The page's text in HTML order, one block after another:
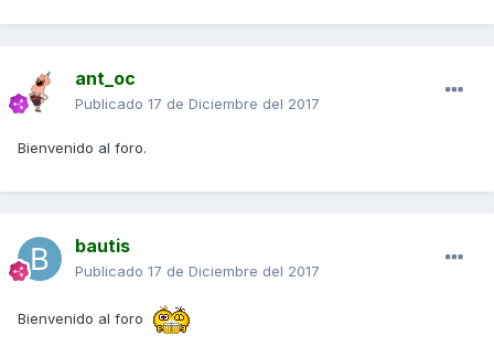
ant_oc
Publicado 17 de Diciembre del 2017
Bienvenido al foro.
bautis
Publicado 17 de Diciembre del 2017
Bienvenido al foro